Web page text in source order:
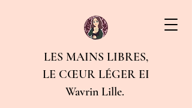
LES MAINS LIBRES,
LE CŒUR LÉGER EI
Wavrin Lille.